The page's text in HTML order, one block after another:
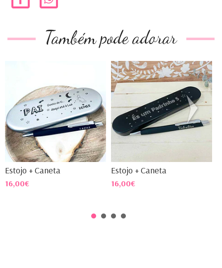
Também pode adorar
Estojo + Caneta
16,00€
Estojo + Caneta
16,00€